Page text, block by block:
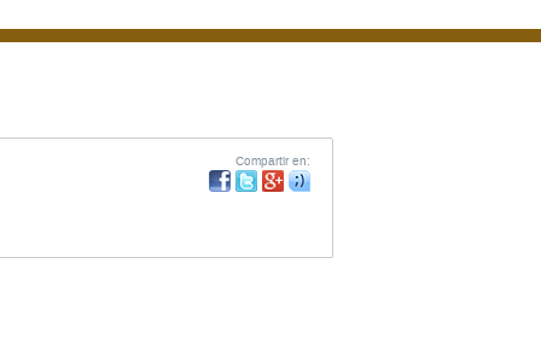
Compartir en: